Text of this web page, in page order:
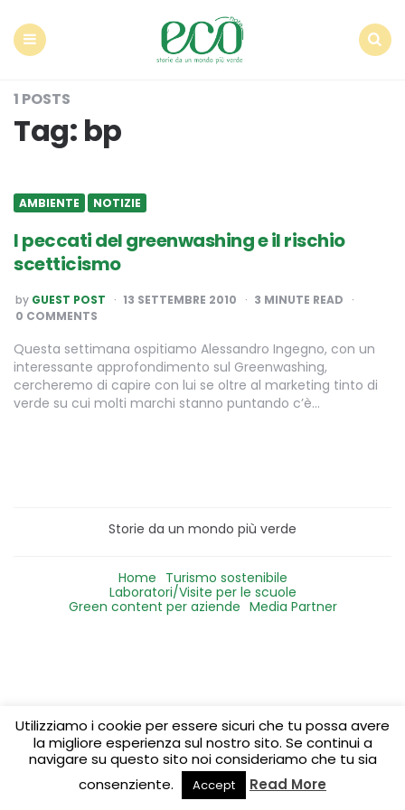
1 POSTS
Tag: bp
AMBIENTE NOTIZIE
I peccati del greenwashing e il rischio
scetticismo
POSTED
BY
by GUEST POST 13 SETTEMBRE 2010 3 MINUTE READ
0 COMMENTS
Questa settimana ospitiamo Alessandro Ingegno, con un
interessante approfondimento sul Greenwashing,
cercheremo di capire con lui se oltre al marketing tinto di
verde su cui molti marchi stanno puntando c’è…
Storie da un mondo più verde
Home Turismo sostenibile
Laboratori/Visite per le scuole
Green content per aziende Media Partner
Utilizziamo i cookie per essere sicuri che tu possa avere
la migliore esperienza sul nostro sito. Se continui a
navigare su questo sito noi consideriamo che tu sia
consenziente.
Accept Read More